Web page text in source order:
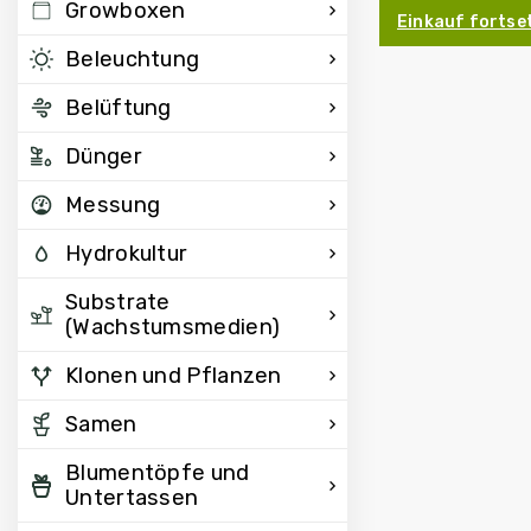
Growboxen
Beleuchtung
Belüftung
Dünger
Messung
Hydrokultur
Substrate
(Wachstumsmedien)
Klonen und Pflanzen
Samen
Blumentöpfe und
Untertassen
Einkauf